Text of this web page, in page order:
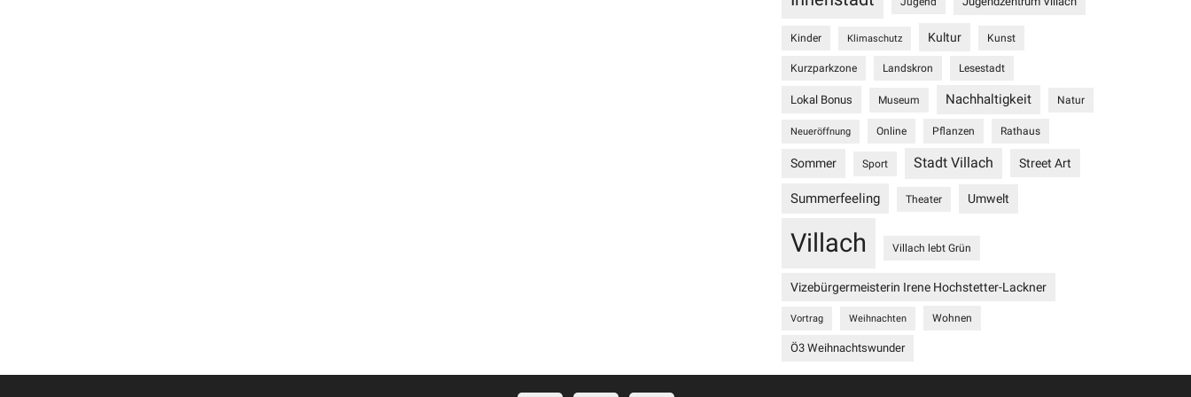
Kinder Klimaschutz Kultur Kunst
Kurzparkzone Landskron Lesestadt
Lokal Bonus Museum Nachhaltigkeit Natur
Neueröffnung Online Pflanzen Rathaus
Sommer Sport Stadt Villach Street Art
Summerfeeling Theater Umwelt
Villach Villach lebt Grün
Vizebürgermeisterin Irene Hochstetter-Lackner
Vortrag Weihnachten Wohnen
Ö3 Weihnachtswunder